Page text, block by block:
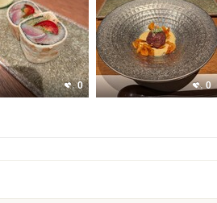
0 0